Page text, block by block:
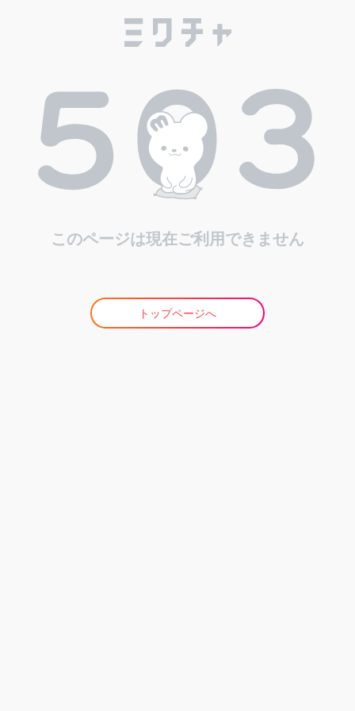
このページは現在ご利用できません